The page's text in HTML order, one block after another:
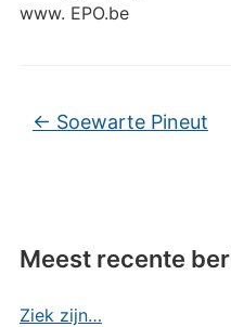
www. EPO.be
← Soewarte Pineut
Meest recente
Ziek zijn…